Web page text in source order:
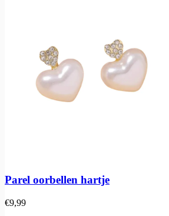
Parel oorbellen hartje
€9,99